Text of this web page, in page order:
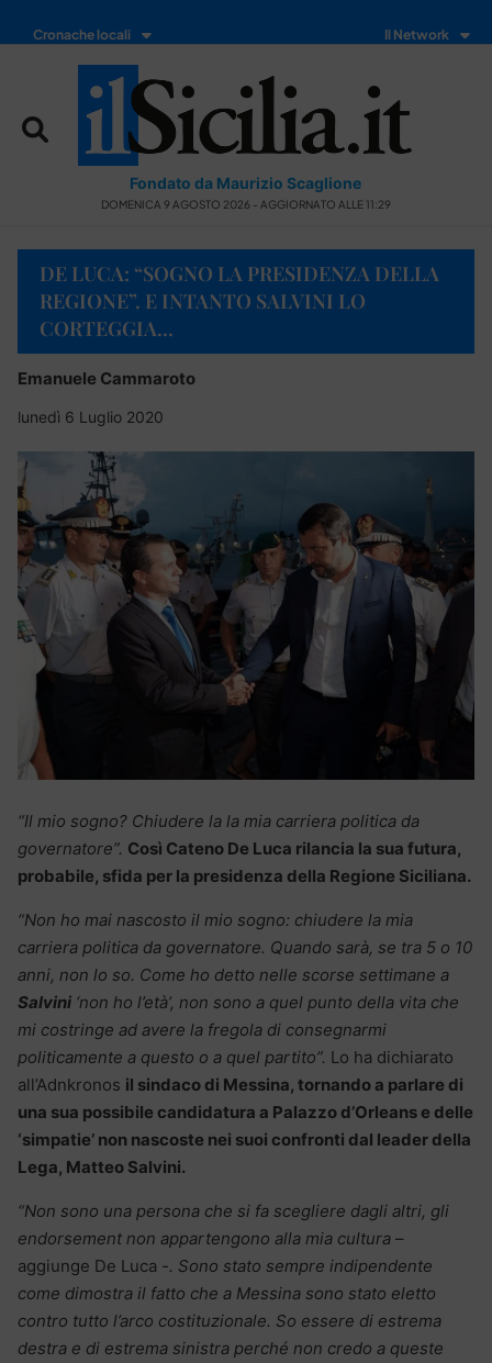
Cronache locali Il Network
Fondato da Maurizio Scaglione
DOMENICA 9 AGOSTO 2026 - AGGIORNATO ALLE 11:29
DE LUCA: “SOGNO LA PRESIDENZA DELLA
REGIONE”. E INTANTO SALVINI LO
CORTEGGIA…
Emanuele Cammaroto
lunedì 6 Luglio 2020
“Il mio sogno? Chiudere la la mia carriera politica da
governatore”. Così Cateno De Luca rilancia la sua futura,
probabile, sfida per la presidenza della Regione Siciliana.
“Non ho mai nascosto il mio sogno: chiudere la mia
carriera politica da governatore. Quando sarà, se tra 5 o 10
anni, non lo so. Come ho detto nelle scorse settimane a
Salvini ‘non ho l’età’, non sono a quel punto della vita che
mi costringe ad avere la fregola di consegnarmi
politicamente a questo o a quel partito”. Lo ha dichiarato
all’Adnkronos il sindaco di Messina, tornando a parlare di
una sua possibile candidatura a Palazzo d’Orleans e delle
‘simpatie’ non nascoste nei suoi confronti dal leader della
Lega, Matteo Salvini.
“Non sono una persona che si fa scegliere dagli altri, gli
endorsement non appartengono alla mia cultura –
aggiunge De Luca -. Sono stato sempre indipendente
come dimostra il fatto che a Messina sono stato eletto
contro tutto l’arco costituzionale. So essere di estrema
destra e di estrema sinistra perché non credo a queste